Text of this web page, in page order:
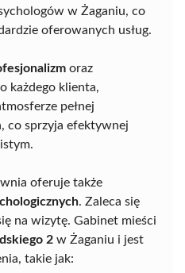
w Żaganiu, co
oferowanych usług.
oraz
każdego klienta,
pełnej
co sprzyja efektywnej
oferuje także
. Zaleca się
na wizytę. Gabinet mieści
2 w Żaganiu i jest
takie jak: